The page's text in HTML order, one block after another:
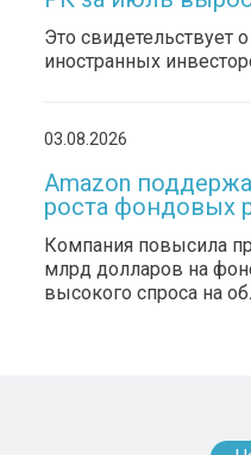
Это свидетельствует
иностранных
03.08.2026
Amazon
роста фондовых
Компания повысила
млрд долларов на
высокого спроса на